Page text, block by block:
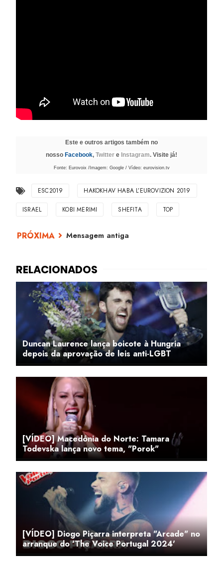
Este e outros artigos também no
nosso Facebook, Twitter e Instagram. Visite já!
Fonte: Eurovoix /Imagem: Google / Vídeo: eurovision.tv
ESC2019 HAKOKHAV HABA L’EUROVIZION 2019
ISRAEL KOBI MERIMI SHEFITA TOP
Mensagem antiga
Duncan Laurence lança boicote à Hungria
depois da aprovação de leis anti-LGBT
[VÍDEO] Macedónia do Norte: Tamara
Todevska lança novo tema, "Porok"
[VÍDEO] Diogo Piçarra interpreta "Arcade" no
arranque do 'The Voice Portugal 2024'